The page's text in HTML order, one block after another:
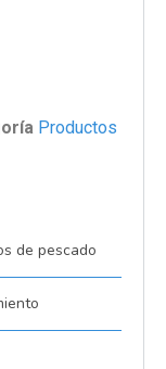
Productos
de pescado